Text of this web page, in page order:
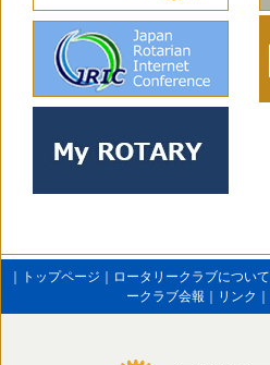
トップページ ロータリークラブについて
ークラブ会報
リンク